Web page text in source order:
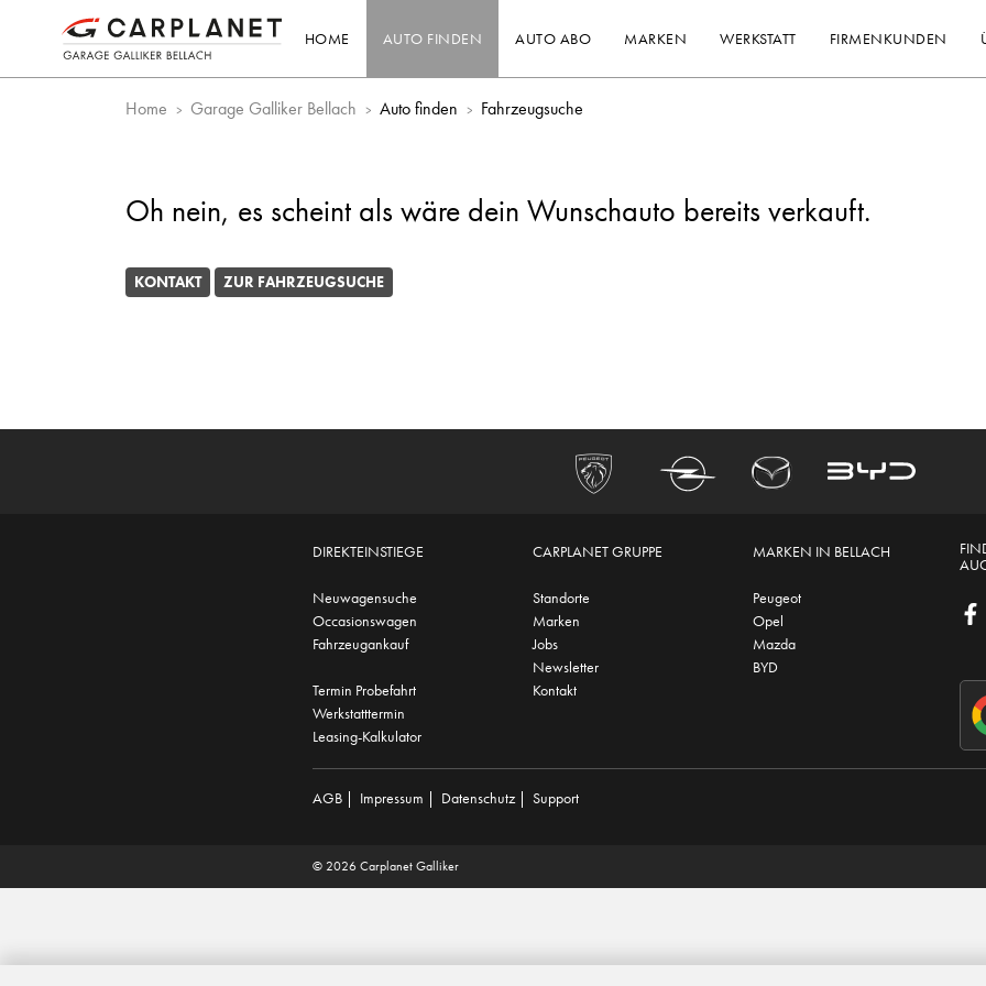
HOME AUTO FINDEN AUTO ABO MARKEN WERKSTATT FIRMENKUNDEN
Home Garage Galliker Bellach Auto finden Fahrzeugsuche
Oh nein, es scheint als wäre dein Wunschauto bereits verkauft.
KONTAKT ZUR FAHRZEUGSUCHE
DIREKTEINSTIEGE
Neuwagensuche
Occasionswagen
Fahrzeugankauf
Termin Probefahrt
Werkstatttermin
Leasing-Kalkulator
CARPLANET GRUPPE
Standorte
Marken
Jobs
Newsletter
Kontakt
MARKEN IN BELLACH
Peugeot
Opel
Mazda
BYD
AGB | Impressum | Datenschutz| Support
© 2026 Carplanet Galliker